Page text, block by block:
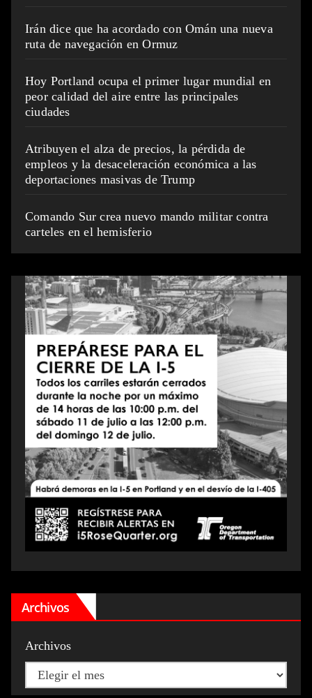
Irán dice que ha acordado con Omán una nueva
ruta de navegación en Ormuz
Hoy Portland ocupa el primer lugar mundial en
peor calidad del aire entre las principales
ciudades
Atribuyen el alza de precios, la pérdida de
empleos y la desaceleración económica a las
deportaciones masivas de Trump
Comando Sur crea nuevo mando militar contra
carteles en el hemisferio
Archivos
Archivos